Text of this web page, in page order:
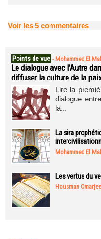
Voir les 5 commentaires
Points de vue - Mohammed El
Le dialogue avec l’Autre
diffuser la culture de la
Lire la
dialogue
la...
La sira
Mohammed El
Les vertus du
Housman Omarjee